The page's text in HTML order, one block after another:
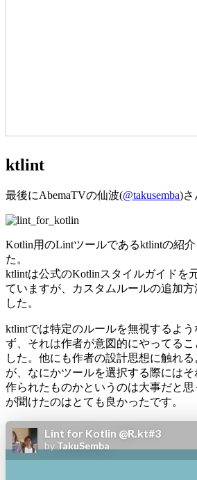
ktlint
最後にAbemaTVの仙波(@takusemba)さ
Kotlin用のLintツールであるktlintの紹
た。
ktlintは公式のKotlinスタイルガイドを
ていますが、カスタムルールの追加方
した。
ktlintでは特定のルールを無視するよ
ず、それは作者が意図的にやってるこ
した。他にも作者の設計思想に触れ
が、なにかツールを選択する際には
作られたものかというのは大事だと
が聞けたのはとても良かったです。